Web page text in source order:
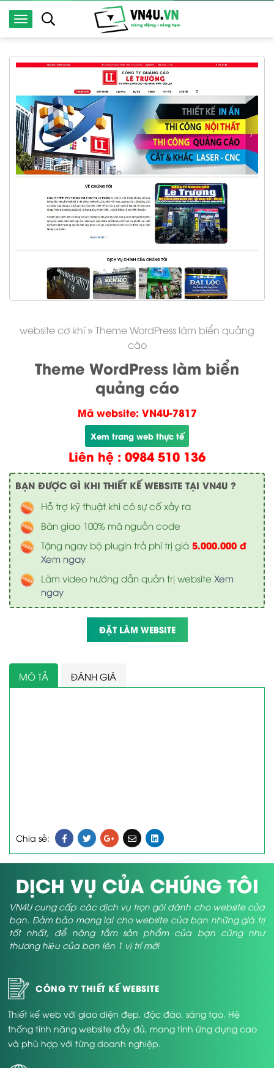
website cơ khí» Theme WordPress làm biển quảng
cáo
Theme WordPress làm biển
quảng cáo
Mã website: VN4U-7817
Xem trang web thực tế
Liên hệ : 0984 510 136
BẠN ĐƯỢC GÌ KHI THIẾT KẾ WEBSITE TẠI VN4U ?
Hỗ trợ kỹ thuật khi có sự cố xảy ra
Bàn giao 100% mã nguồn code
Tặng ngay bộ plugin trả phí trị giá 5.000.000 đ
Xem ngay
Làm video hướng dẫn quản trị website Xem
ngay
ĐẶT LÀM WEBSITE
MÔ TẢ ĐÁNH GIÁ
Chia sẻ:
DỊCH VỤ CỦA CHÚNG TÔI
VN4U cung cấp các dịch vụ trọn gói dành cho website của
bạn. Đảm bảo mang lại cho website của bạn những giá trị
tốt nhất, để nâng tầm sản phẩm của bạn cũng như
thương hiệu của bạn lên 1 vị trí mới
CÔNG TY THIẾT KẾ WEBSITE
Thiết kế web với giao diện đẹp, độc đáo, sáng tạo. Hệ
thống tính năng website đầy đủ, mang tính ứng dụng cao
và phù hợp với từng doanh nghiệp.